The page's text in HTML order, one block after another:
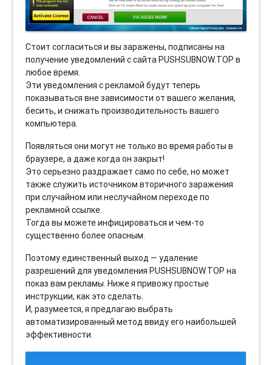
Стоит согласиться и вы заражены, подписаны на
получение уведомлений с сайта PUSHSUBNOW.TOP в
любое время.
Эти уведомления с рекламой будут теперь
показываться вне зависимости от вашего желания,
бесить, и снижать производительность вашего
компьютера.
Появляться они могут не только во время работы в
браузере, а даже когда он закрыт!
Это серьезно раздражает само по себе, но может
также служить источником вторичного заражения
при случайном или неслучайном переходе по
рекламной ссылке.
Тогда вы можете инфицироваться и чем-то
существенно более опасным.
Поэтому единственный выход — удаление
разрешений для уведомления PUSHSUBNOW.TOP на
показ вам рекламы. Ниже я привожу простые
инструкции, как это сделать.
И, разумеется, я предлагаю выбрать
автоматизированный метод ввиду его наибольшей
эффективности.